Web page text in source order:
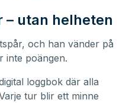
– utan helheten
och han vänder på
inte poängen.
loggbok där alla
tur blir ett minne